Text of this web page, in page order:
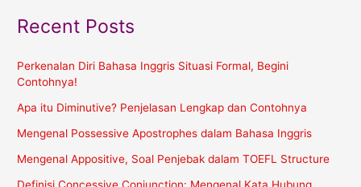
Recent Posts
Perkenalan Diri Bahasa Inggris Situasi Formal, Begini
Contohnya!
Apa itu Diminutive? Penjelasan Lengkap dan Contohnya
Mengenal Possessive Apostrophes dalam Bahasa Inggris
Mengenal Appositive, Soal Penjebak dalam TOEFL Structure